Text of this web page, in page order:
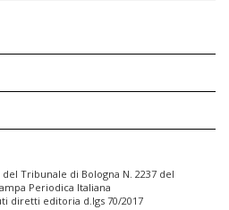
Tribunale di Bologna N. 2237 del
Periodica Italiana
diretti editoria d.lgs 70/2017